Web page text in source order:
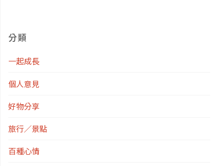
分類
一起成長
個人意見
好物分享
旅行／景點
百種心情